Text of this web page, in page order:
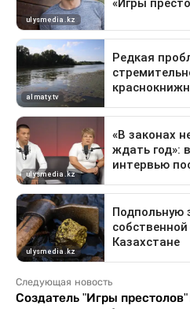
Следующая новость
Создатель "Игры